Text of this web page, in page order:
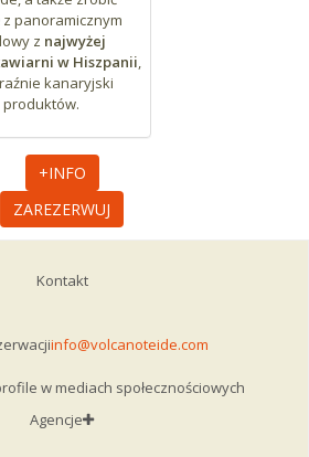
panoramicznym
z najwyżej
w Hiszpanii,
kanaryjski
+INFO
ZAREZERWUJ
Kontakt
info@volcanoteide.com
w mediach społecznościowych
Agencje